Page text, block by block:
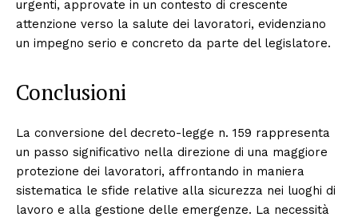
urgenti, approvate in un contesto di crescente
attenzione verso la salute dei lavoratori, evidenziano
un impegno serio e concreto da parte del legislatore.
Conclusioni
La conversione del decreto-legge n. 159 rappresenta
un passo significativo nella direzione di una maggiore
protezione dei lavoratori, affrontando in maniera
sistematica le sfide relative alla sicurezza nei luoghi di
lavoro e alla gestione delle emergenze. La necessità